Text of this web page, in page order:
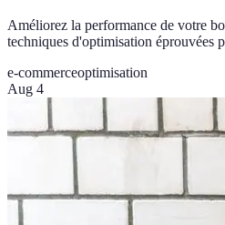
Améliorez la performance de votre
techniques d'optimisation éprouvées
e-commerceoptimisation
Aug 4